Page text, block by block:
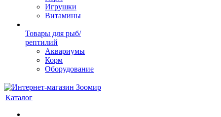
Игрушки
Витамины
Товары для рыб/
рептилий
Аквариумы
Корм
Оборудование
Каталог